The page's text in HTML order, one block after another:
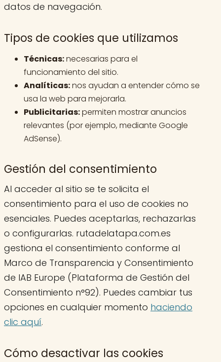
datos de navegación.
Tipos de cookies que utilizamos
Técnicas:necesarias para el
funcionamiento del sitio.
Analíticas:nos ayudan a entender cómo se
usa la web para mejorarla.
Publicitarias:permiten mostrar anuncios
relevantes (por ejemplo, mediante Google
AdSense).
Gestión del consentimiento
Al acceder al sitio se te solicita el
consentimiento para el uso de cookies no
esenciales. Puedes aceptarlas, rechazarlas
o configurarlas. rutadelatapa.com.es
gestiona el consentimiento conforme al
Marco de Transparencia y Consentimiento
de IAB Europe (Plataforma de Gestión del
Consentimiento n°92). Puedes cambiar tus
opciones en cualquier momento haciendo
clic aquí.
Cómo desactivar las cookies